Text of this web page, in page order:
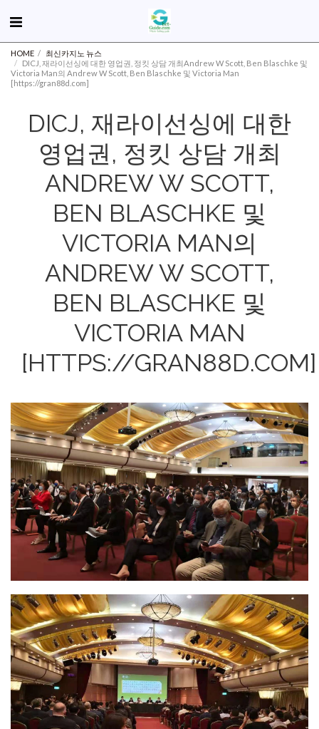
HOME
최신카지노 뉴스
DICJ, 재라이선싱에 대한 영업권, 정킷 상담 개최Andrew W Scott, Ben Blaschke 및
Victoria Man의 Andrew W Scott, Ben Blaschke 및 Victoria Man
[https://gran88d.com]
DICJ, 재라이선싱에 대한
영업권, 정킷 상담 개최
ANDREW W SCOTT,
BEN BLASCHKE 및
VICTORIA MAN의
ANDREW W SCOTT,
BEN BLASCHKE 및
VICTORIA MAN
[HTTPS://GRAN88D.COM]